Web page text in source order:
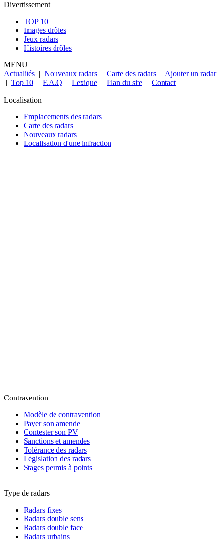
Divertissement
TOP 10
Images drôles
Jeux radars
Histoires drôles
MENU
Actualités | Nouveaux radars | Carte des radars | Ajouter un radar
| Top 10 | F.A.Q | Lexique | Plan du site | Contact
Localisation
Emplacements des radars
Carte des radars
Nouveaux radars
Localisation d'une infraction
Contravention
Modèle de contravention
Payer son amende
Contester son PV
Sanctions et amendes
Tolérance des radars
Législation des radars
Stages permis à points
Type de radars
Radars fixes
Radars double sens
Radars double face
Radars urbains